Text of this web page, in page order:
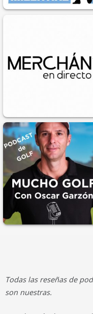
Todas las reseñas de
son nuestras.